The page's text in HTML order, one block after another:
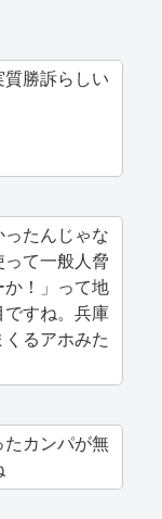
勝訴らしい
たんじゃな
って一般人脅
か！」って地
ですね。兵庫
るアホみた
たカンパが無